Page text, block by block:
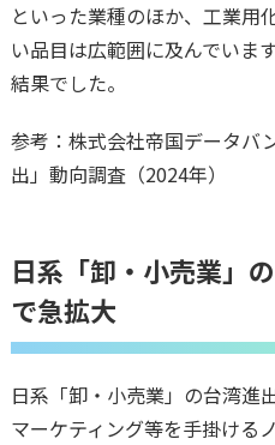
といった業種のほか、工業用
い品目は広範囲に及んでいま
結果でした。
参考：株式会社帝国データ
出」動向調査（2024年）
日系「卸・小売業」
で急拡大
日系「卸・小売業」の台湾進
マーケティング等を手掛ける